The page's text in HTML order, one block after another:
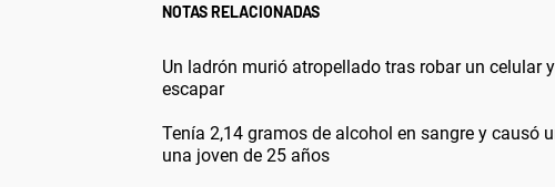
NOTAS RELACIONADAS
Un ladrón murió atropellado tras robar un celular
escapar
Tenía 2,14 gramos de alcohol en sangre y causó
una joven de 25 años